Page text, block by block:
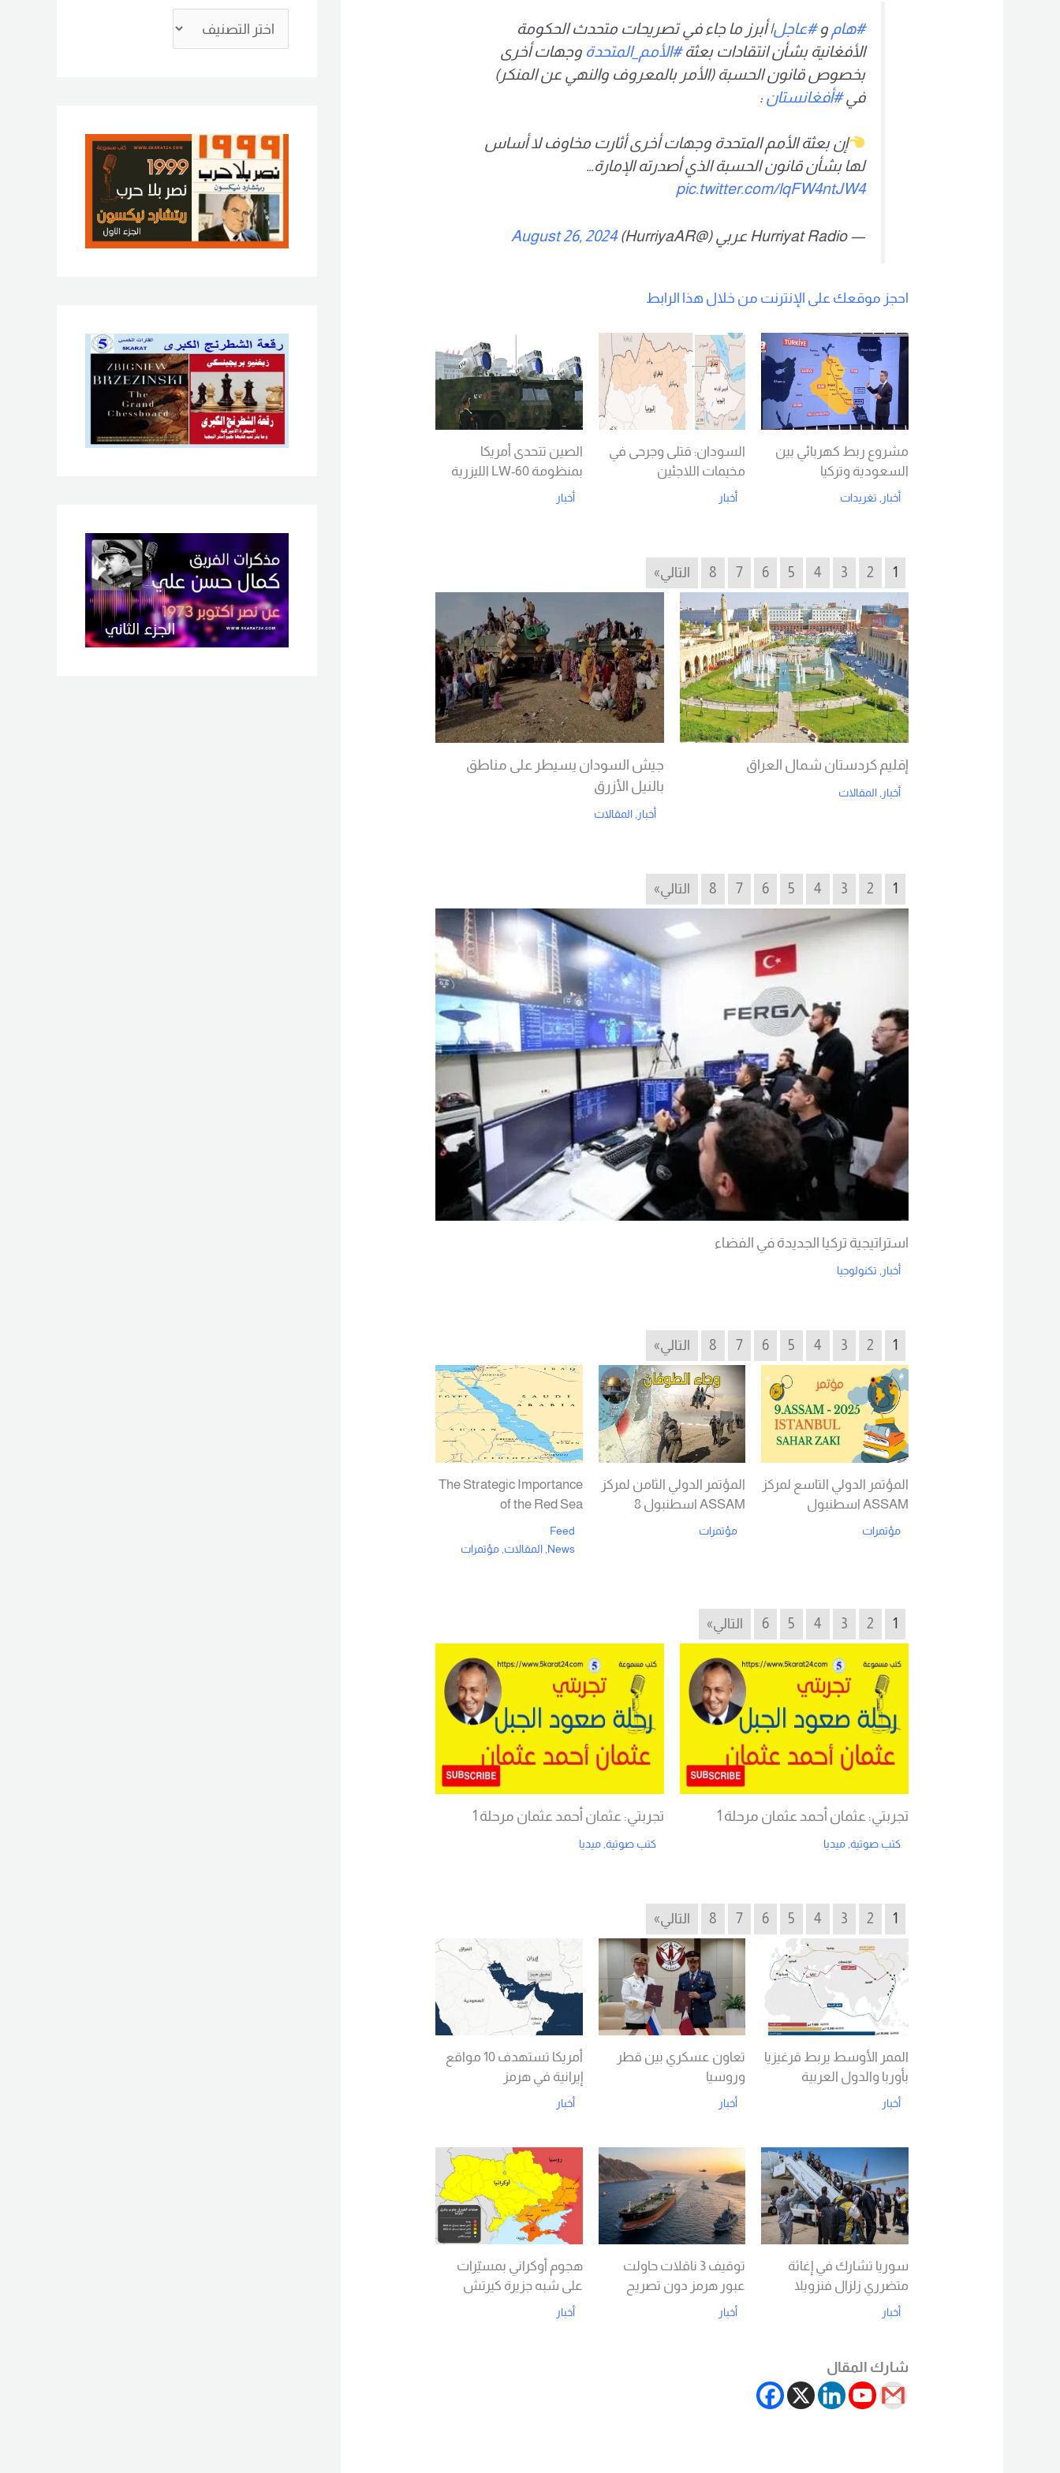
#هام و#عاجل| أبرز ما جاء في تصريحات متحدث الحكومة
الأفغانية بشأن انتقادات بعثة#الأمم_المتحدة وجهات أخرى
بخصوص قانون الحسبة (الأمر بالمعروف والنهي عن المنكر)
في#أفغانستان :
إن بعثة الأمم المتحدة وجهات أخرى أثارت مخاوف لا أساس
لها بشأن قانون الحسبة الذي أصدرته الإمارة…
pic.twitter.com/lqFW4ntJW4
— Hurriyat Radio عربي (@HurriyaAR) August 26, 2024
احجز موقعك على الإنترنت من خلال هذا الرابط
مشروع ربط كهربائي بين
السعودية وتركيا
أخبار تغريدات
السودان: قتلى وجرحى في
مخيمات اللاجئين
أخبار
الصين تتحدى أمريكا
بمنظومة LW-60 الليزرية
أخبار
1
2
3
4
5
6
7
8 التالي»
إقليم كردستان شمال العراق
أخبار ,المقالات
جيش السودان يسيطر على مناطق
بالنيل الأزرق
أخبار , المقالات
1
2
3
4
5
6
7
8 التالي»
استراتيجية تركيا الجديدة في الفضاء
أخبار , تكنولوجيا
1
2
3
4
5
6
7
8 التالي»
المؤتمر الدولي التاسع لمركز
ASSAM اسطنبول
مؤتمرات
المؤتمر الدولي الثامن لمركز
ASSAM اسطنبول 8
مؤتمرات
The Strategic Importance
of the Red Sea
Feed
News
,المقالات ,مؤتمرات
1
2
3
4
5
6 التالي»
تجربتي: عثمان أحمد عثمان مرحلة 1
كتب صوتية ,ميديا
تجربتي: عثمان أحمد عثمان مرحلة 1
كتب صوتية ميديا
1
2
3
4
5
6
7
8 التالي»
الممر الأوسط يربط قرغيزيا
بأوربا والدول العربية
أخبار
تعاون عسكري بين قطر
وروسيا
أخبار
أمريكا تستهدف 10 مواقع
إيرانية في هرمز
أخبار
سوريا تشارك في إغاثة
متضرري زلزال فنزويلا
أخبار
توقيف 3 ناقلات حاولت
عبور هرمز دون تصريح
أخبار
هجوم أوكراني بمسيّرات
على شبه جزيرة كيرتش
أخبار
شارك المقال